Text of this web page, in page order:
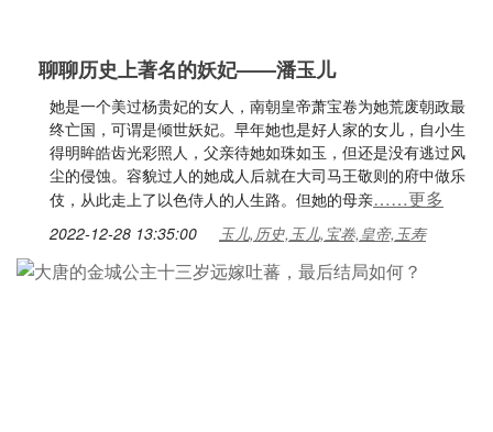
聊聊历史上著名的妖妃——潘玉儿
她是一个美过杨贵妃的女人，南朝皇帝萧宝卷为她荒废朝政最
终亡国，可谓是倾世妖妃。早年她也是好人家的女儿，自小生
得明眸皓齿光彩照人，父亲待她如珠如玉，但还是没有逃过风
尘的侵蚀。容貌过人的她成人后就在大司马王敬则的府中做乐
伎，从此走上了以色侍人的人生路。但她的母亲……更多
2022-12-28 13:35:00 玉儿,历史,玉儿,宝卷,皇帝,玉寿